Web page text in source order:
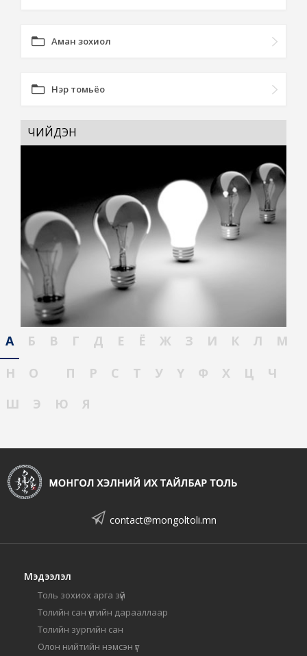
Аман зохиол
Нэр томьёо
ЧИЙДЭН
А Б В Г Д Е Ё Ж З И К Л
М
Н
О П Р С Т У Ү Ф Х Ц
Ч
Ш
Э Ю Я
contact@mongoltoli.mn
Мэдээлэл
Толь зохиох арга зүй
Толийн сан үсгийн дарааллаар
Толийн зургийн сан
Олон нийтийн нэмсэн үг